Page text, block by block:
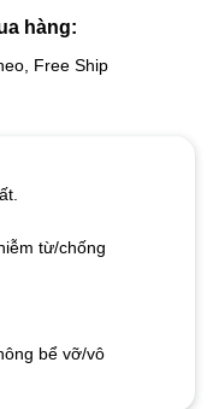
hàng:
Free Ship
từ/chống
bể vỡ/vô